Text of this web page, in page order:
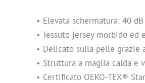
• Elevata schermatura: 40
• Tessuto jersey morbido ed
• Delicato sulla pelle grazie
• Struttura a maglia calda e
• Certificato OEKO-TEX®